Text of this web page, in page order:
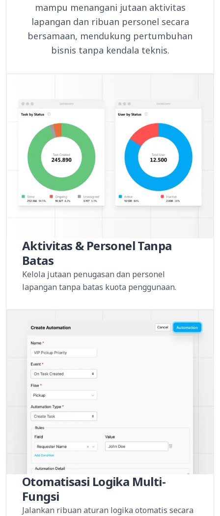
mampu menangani jutaan aktivitas
lapangan dan ribuan personel secara
bersamaan, mendukung pertumbuhan
bisnis tanpa kendala teknis.
Aktivitas & Personel Tanpa
Batas
Kelola jutaan penugasan dan personel
lapangan tanpa batas kuota penggunaan.
Otomatisasi Logika Multi-
Fungsi
Jalankan ribuan aturan logika otomatis secara